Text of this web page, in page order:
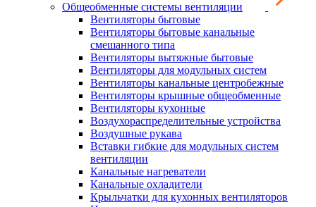
Общеобменные системы вентиляции
Вентиляторы бытовые
Вентиляторы бытовые канальные
смешанного типа
Вентиляторы вытяжные бытовые
Вентиляторы для модульных систем
Вентиляторы канальные центробежные
Вентиляторы крышные общеобменные
Вентиляторы кухонные
Воздухораспределительные устройства
Воздушные рукава
Вставки гибкие для модульных систем
вентиляции
Канальные нагреватели
Канальные охладители
Крыльчатки для кухонных вентиляторов